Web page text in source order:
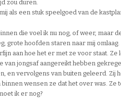
zou duren.
als een stuk speelgoed van de
die voel ik nu nog, of weer, maar
grote hoofden staren naar mij
aan hoe het er met ze voor staat.
van jongsaf aangereikt hebben
en vervolgens van buiten geleerd. Zij
wensen ze dat het over was. Ze
ik er nog?